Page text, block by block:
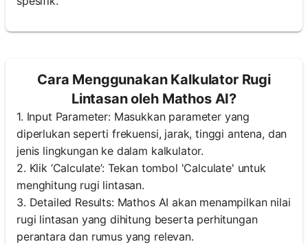
Cara Menggunakan Kalkulator Rugi
Lintasan oleh Mathos AI?
1. Input Parameter: Masukkan parameter yang
diperlukan seperti frekuensi, jarak, tinggi antena, dan
jenis lingkungan ke dalam kalkulator.
2. Klik ‘Calculate’: Tekan tombol 'Calculate' untuk
menghitung rugi lintasan.
3. Detailed Results: Mathos AI akan menampilkan nilai
rugi lintasan yang dihitung beserta perhitungan
perantara dan rumus yang relevan.